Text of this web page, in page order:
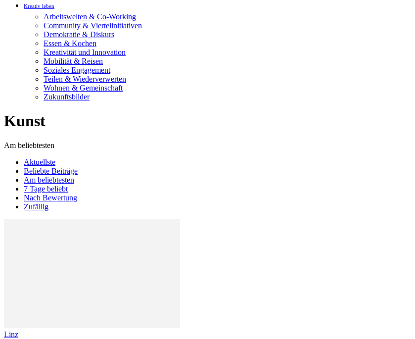
Kreativ leben
Arbeitswelten & Co-Working
Community & Viertelinitiativen
Demokratie & Diskurs
Essen & Kochen
Kreativität und Innovation
Mobilität & Reisen
Soziales Engagement
Teilen & Wiederverwerten
Wohnen & Gemeinschaft
Zukunftsbilder
Kunst
Am beliebtesten
Aktuellste
Beliebte Beiträge
Am beliebtesten
7 Tage beliebt
Nach Bewertung
Zufällig
Linz